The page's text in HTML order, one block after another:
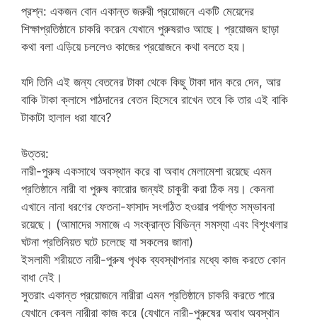
প্রশ্ন: একজন বোন একান্ত জরুরী প্রয়োজনে একটি মেয়েদের
শিক্ষাপ্রতিষ্ঠানে চাকরি করেন যেখানে পুরুষরাও আছে। প্রয়োজন ছাড়া
কথা বলা এড়িয়ে চললেও কাজের প্রয়োজনে কথা বলতে হয়।
যদি তিনি এই জন্য বেতনের টাকা থেকে কিছু টাকা দান করে দেন, আর
বাকি টাকা ক্লাসে পাঠদানের বেতন হিসেবে রাখেন তবে কি তার এই বাকি
টাকাটা হালাল ধরা যাবে?
উত্তর:
নারী-পুরুষ একসাথে অবস্থান করে বা অবাধ মেলামেশা রয়েছে এমন
প্রতিষ্ঠানে নারী বা পুরুষ কারোর জন্যই চাকুরী করা ঠিক নয়। কেননা
এখানে নানা ধরণের ফেতনা-ফাসাদ সংগঠিত হওয়ার পর্যাপ্ত সম্ভাবনা
রয়েছে। (আমাদের সমাজে এ সংক্রান্ত বিভিন্ন সমস্যা এবং বিশৃংখলার
ঘটনা প্রতিনিয়ত ঘটে চলেছে যা সকলের জানা)
ইসলামী শরীয়তে নারী-পুরুষ পৃথক ব্যবস্থাপনার মধ্যে কাজ করতে কোন
বাধা নেই।
সুতরাং একান্ত প্রয়োজনে নারীরা এমন প্রতিষ্ঠানে চাকরি করতে পারে
যেখানে কেবল নারীরা কাজ করে (যেখানে নারী-পুরুষের অবাধ অবস্থান